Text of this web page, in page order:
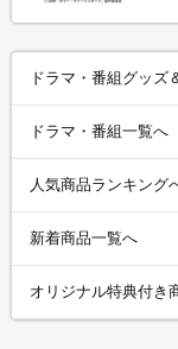
ドラマ・番組グッズ
ドラマ・番組一覧へ
人気商品ランキング
新着商品一覧へ
オリジナル特典付き